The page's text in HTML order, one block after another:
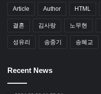
Article Author HTML
결혼 김사랑 노무현
성유리 송중기 송혜교
Recent News